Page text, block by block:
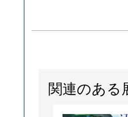
関連のある